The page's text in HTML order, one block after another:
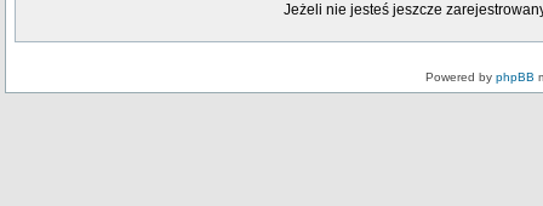
Jeżeli nie jesteś jeszcze
Powered by phpBB